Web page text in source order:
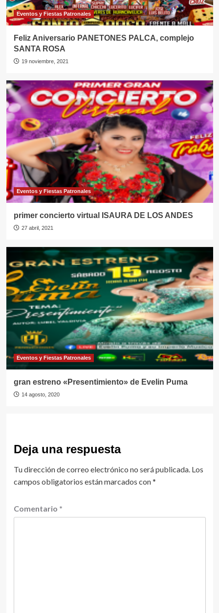
Eventos y Fiestas Patronales
Feliz Aniversario PANETONES PALCA, complejo
SANTA ROSA
19 noviembre, 2021
Eventos y Fiestas Patronales
primer concierto virtual ISAURA DE LOS ANDES
27 abril, 2021
Eventos y Fiestas Patronales
gran estreno «Presentimiento» de Evelin Puma
14 agosto, 2020
Deja una respuesta
Tu dirección de correo electrónico no será publicada. Los
campos obligatorios están marcados con*
Comentario *